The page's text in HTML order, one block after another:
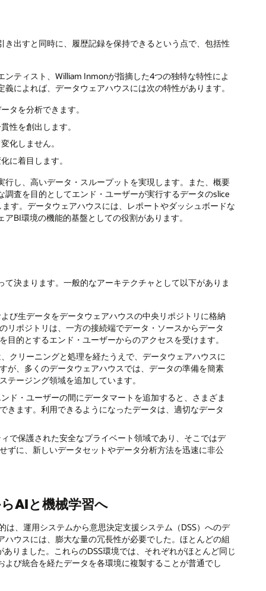
出すと同時に、履歴記録を保持できるという点で、包括性
ティスト、William Inmonが指摘した4つの独特な特性によ
によれば、データウェアハウスには次の特性があります。
タを分析できます。
性を創出します。
化しません。
に着目します。
し、高いデータ・スループットを実現します。また、概要
査を目的としてエンド・ユーザーが実行するデータのslice
す。データウェアハウスには、レポートやダッシュボードな
BI環境の機能的基盤としての役割があります。
決まります。一般的なアーキテクチャとして以下がありま
び生データをデータウェアハウスの中央リポジトリに格納
リポジトリは、一方の接続端でデータ・ソースからデータ
的とするエンド・ユーザーからのアクセスを受けます。
クリーニングと処理を経たうえで、データウェアハウスに
が、多くのデータウェアハウスでは、データの準備を簡素
ージング領域を追加しています。
ド・ユーザーの間にデータマートを追加すると、さまざま
きます。利用できるようになったデータは、適切なデータ
で保護された安全なプライベート領域であり、そこではデ
ずに、新しいデータセットやデータ分析方法を迅速に非公
AIと機械学習へ
、運用システムから意思決定支援システム（DSS）へのデ
ウスには、膨大な量の冗長性が必要でした。ほとんどの組
りました。これらのDSS環境では、それぞれがほとんど同じ
び統合を経たデータを各環境に複製することが普通でし